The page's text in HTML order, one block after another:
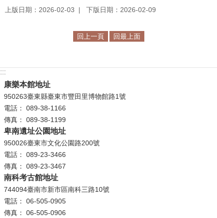
識
我
們
便
民
服
務
性
別
平
上版日期：2026-02-03 下版日期：2026-02-09
回上一頁 回最上面
:::
康樂本館地址
950263臺東縣臺東市豐田里博物館路1號
電話： 089-38-1166
傳真： 089-38-1199
卑南遺址公園地址
950026臺東市文化公園路200號
電話： 089-23-3466
傳真： 089-23-3467
南科考古館地址
744094臺南市新市區南科三路10號
電話： 06-505-0905
傳真： 06-505-0906